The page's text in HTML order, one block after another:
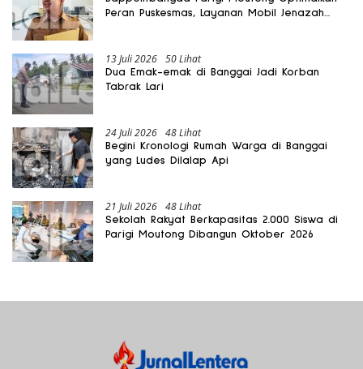
Peran Puskesmas, Layanan Mobil Jenazah
13 Juli 2026 50 Lihat
Dua Emak-emak di Banggai Jadi Korban
Tabrak Lari
24 Juli 2026 48 Lihat
Begini Kronologi Rumah Warga di Banggai
yang Ludes Dilalap Api
21 Juli 2026 48 Lihat
Sekolah Rakyat Berkapasitas 2.000 Siswa di
Parigi Moutong Dibangun Oktober 2026